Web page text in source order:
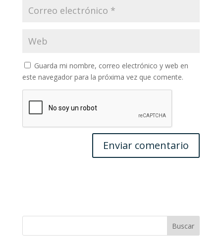
Guarda mi nombre, correo electrónico y web en
este navegador para la próxima vez que comente.
Buscar